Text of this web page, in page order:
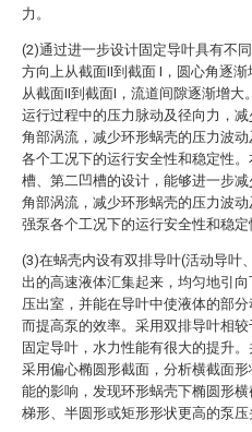
力。
(2)通过进一步设计固定导叶具有不
方向上从截面II到截面 I，圆心角逐
从截面II到截面I，流道间隙逐渐增大
运行过程中的压力脉动及径向力，
角部涡流，减少环形蜗壳的压力波
各个工况下的运行安全性和稳定性
槽、第二凹槽的设计，能够进一步
角部涡流，减少环形蜗壳的压力波
强泵各个工况下的运行安全性和稳定
(3)在蜗壳内设有双排导叶(活动导叶
出的高速液体汇集起来，均匀地引
压出室，并能在导叶中使液体的部
而提高泵的效率。采用双排导叶相
固定导叶，水力性能有很大的提升
采用偏心椭圆形截面，分析横截面
能的影响，发现环形蜗壳下椭圆形
梯形、半圆形或矩形形状更高的泵压